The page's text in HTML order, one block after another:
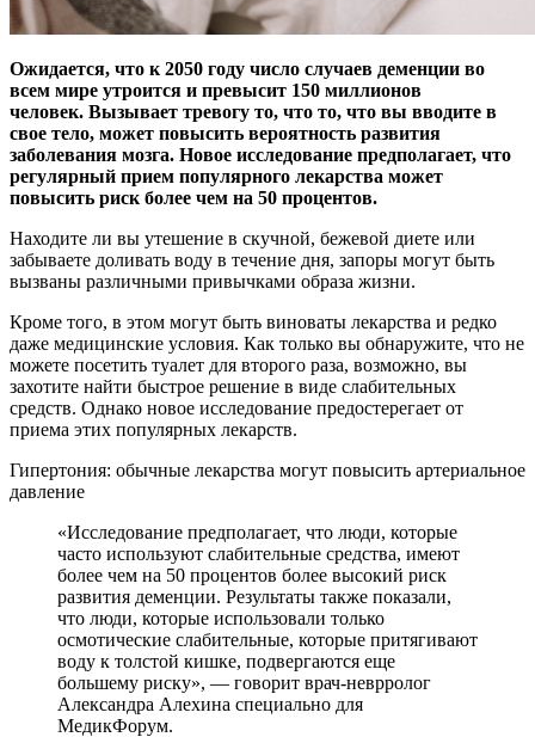
Ожидается, что к 2050 году число случаев деменции во
всем мире утроится и превысит 150 миллионов
человек. Вызывает тревогу то, что то, что вы вводите в
свое тело, может повысить вероятность развития
заболевания мозга. Новое исследование предполагает, что
регулярный прием популярного лекарства может
повысить риск более чем на 50 процентов.
Находите ли вы утешение в скучной, бежевой диете или
забываете доливать воду в течение дня, запоры могут быть
вызваны различными привычками образа жизни.
Кроме того, в этом могут быть виноваты лекарства и редко
даже медицинские условия. Как только вы обнаружите, что не
можете посетить туалет для второго раза, возможно, вы
захотите найти быстрое решение в виде слабительных
средств. Однако новое исследование предостерегает от
приема этих популярных лекарств.
Гипертония: обычные лекарства могут повысить артериальное
давление
«Исследование предполагает, что люди, которые
часто используют слабительные средства, имеют
более чем на 50 процентов более высокий риск
развития деменции. Результаты также показали,
что люди, которые использовали только
осмотические слабительные, которые притягивают
воду к толстой кишке, подвергаются еще
большему риску», — говорит врач-неврролог
Александра Алехина специально для
МедикФорум.